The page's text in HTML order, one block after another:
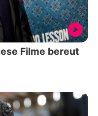
Filme bereut